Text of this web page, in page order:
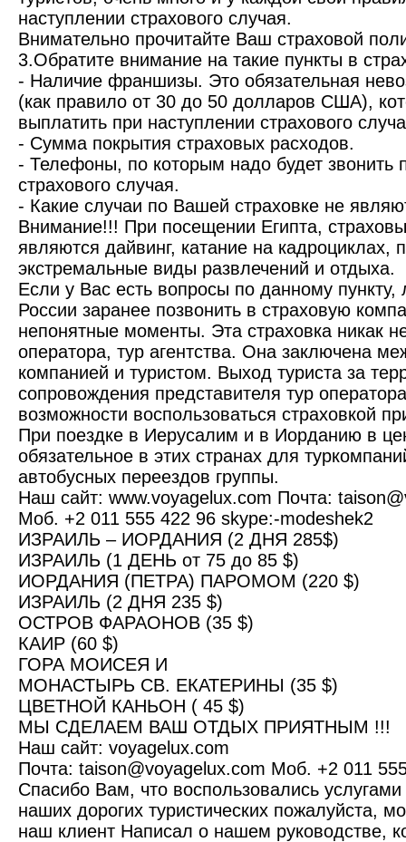
наступлении страхового случая.
Внимательно прочитайте Ваш страховой
3.Обратите внимание на такие пункты в
- Наличие франшизы. Это обязательная
(как правило от 30 до 50 долларов США),
выплатить при наступлении страхового
- Сумма покрытия страховых расходов.
- Телефоны, по которым надо будет звонить
страхового случая.
- Какие случаи по Вашей страховке не
Внимание!!! При посещении Египта,
являются дайвинг, катание на кадроциклах,
экстремальные виды развлечений и отдыха.
Если у Вас есть вопросы по данному
России заранее позвонить в страховую
непонятные моменты. Эта страховка никак
оператора, тур агентства. Она заключена
компанией и туристом. Выход туриста за
сопровождения представителя тур
возможности воспользоваться страховкой
При поездке в Иерусалим и в Иорданию в
обязательное в этих странах для
автобусных переездов группы.
Наш сайт: www.voyagelux.com Почта:
Моб. +2 011 555 422 96 skype:-modeshek2
ИЗРАИЛЬ – ИОРДАНИЯ (2 ДНЯ 285$)
ИЗРАИЛЬ (1 ДЕНЬ от 75 до 85 $)
ИОРДАНИЯ (ПЕТРА) ПАРОМОМ (220 $)
ИЗРАИЛЬ (2 ДНЯ 235 $)
ОСТРОВ ФАРАОНОВ (35 $)
КАИР (60 $)
ГОРА МОИСЕЯ И
МОНАСТЫРЬ СВ. ЕКАТЕРИНЫ (35 $)
ЦВЕТНОЙ КАНЬОН ( 45 $)
МЫ СДЕЛАЕМ ВАШ ОТДЫХ ПРИЯТНЫМ !!!
Наш сайт: voyagelux.com
Почта: taison@voyagelux.com Моб. +2 011
Спасибо Вам, что воспользовались
наших дорогих туристических пожалуйста,
наш клиент Написал о нашем руководстве,